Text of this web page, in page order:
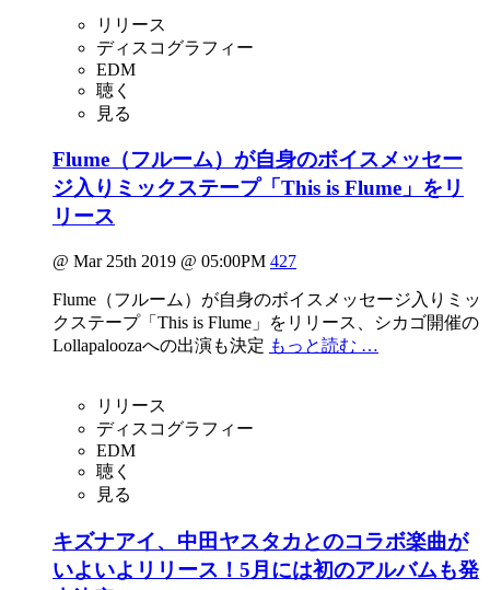
リリース
ディスコグラフィー
EDM
聴く
見る
Flume（フルーム）が自身のボイスメッセー
ジ入りミックステープ「This is Flume」をリ
リース
@ Mar 25th 2019 @ 05:00PM 427
Flume（フルーム）が自身のボイスメッセージ入りミッ
クステープ「This is Flume」をリリース、シカゴ開催の
Lollapaloozaへの出演も決定 もっと読む …
リリース
ディスコグラフィー
EDM
聴く
見る
キズナアイ、中田ヤスタカとのコラボ楽曲が
いよいよリリース！5月には初のアルバムも発